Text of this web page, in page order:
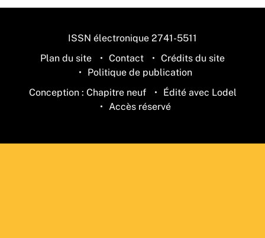
ISSN électronique 2741-5511
Plan du site
Contact
Crédits du site
Politique de publication
Conception : Chapitre neuf
Édité avec Lodel
Accès réservé